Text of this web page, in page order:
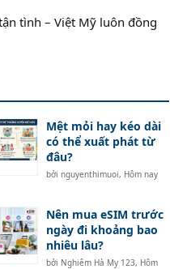
tình – Việt Mỹ luôn đồng
Mệt mỏi hay kéo dài
có thể xuất phát từ
đâu?
bởi nguyenthimuoi, Hôm nay
Nên mua eSIM trước
ngày đi khoảng bao
nhiêu lâu?
bởi Nghiêm Hà My 123, Hôm